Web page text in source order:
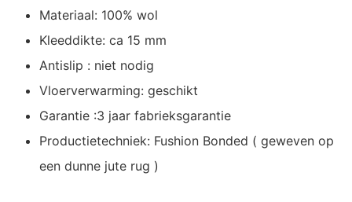
Materiaal: 100% wol
Kleeddikte: ca 15 mm
Antislip : niet nodig
Vloerverwarming: geschikt
Garantie :3 jaar fabrieksgarantie
Productietechniek: Fushion Bonded ( geweven op
een dunne jute rug )